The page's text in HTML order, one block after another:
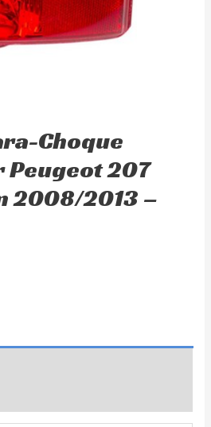
Choque
Peugeot 207
2008/2013 –